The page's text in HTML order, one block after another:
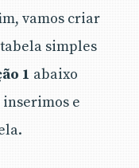
vamos criar
simples
1 abaixo
e